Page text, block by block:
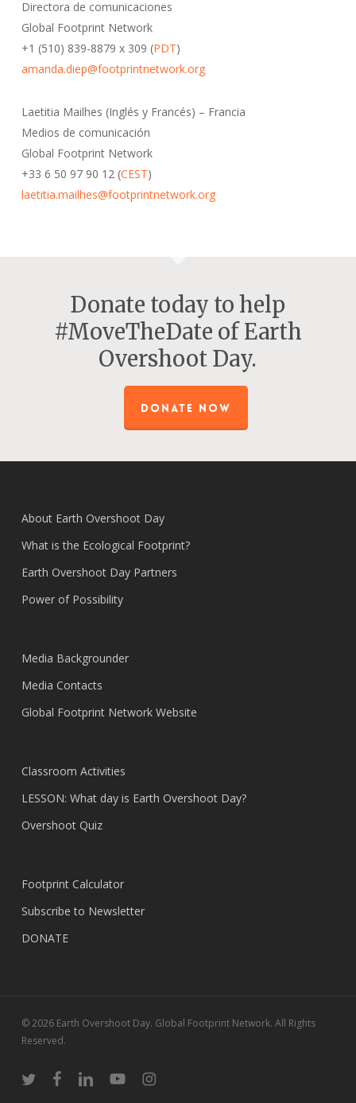
Directora de comunicaciones
Global Footprint Network
+1 (510) 839-8879 x 309 (PDT)
amanda.diep@footprintnetwork.org
Laetitia Mailhes (Inglés y Francés) – Francia
Medios de comunicación
Global Footprint Network
+33 6 50 97 90 12 (CEST)
laetitia.mailhes@footprintnetwork.org
Donate today to help
#MoveTheDate of Earth
Overshoot Day.
DONATE NOW
About Earth Overshoot Day
What is the Ecological Footprint?
Earth Overshoot Day Partners
Power of Possibility
Media Backgrounder
Media Contacts
Global Footprint Network Website
Classroom Activities
LESSON: What day is Earth Overshoot Day?
Overshoot Quiz
Footprint Calculator
Subscribe to Newsletter
DONATE
© 2026 Earth Overshoot Day. Global Footprint Network. All Rights
Reserved.
twitter facebooklinkedinyoutubeinstagram